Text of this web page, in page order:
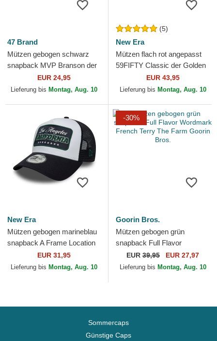
47 Brand
Mützen gebogen schwarz
snapback MVP Branson der
Los Angeles Dodgers MLB
von 47 Brand
EUR 24,95
Lieferung bis Montag, Aug. 10
(5)
New Era
Mützen flach rot angepasst
59FIFTY Classic der Golden
State Warriors NBA von New
Era
EUR 43,95
Lieferung bis Montag, Aug. 10
New Era
Mützen gebogen marineblau
snapback A Frame Location
der Los Angeles Ciudades y
Playas California...
EUR 31,95
Lieferung bis Montag, Aug. 10
-30%
Goorin Bros.
Mützen gebogen grün
snapback Full Flavor
Wordmark French Terry The
Farm Goorin Bros.
EUR 39,95 EUR 27,97
Lieferung bis Montag, Aug. 10
Sommercaps
Günstige Caps